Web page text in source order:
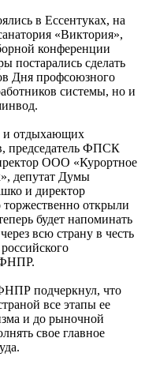
в Ессентуках, на
«Виктория»,
конференции
постарались сделать
Дня профсоюзного
системы, но и
и отдыхающих
председатель ФПСК
ООО «Курортное
депутат Думы
и директор
открыли
будет напоминать
всю страну в честь
ФНПР.
подчеркнул, что
все этапы ее
и до рыночной
свое главное